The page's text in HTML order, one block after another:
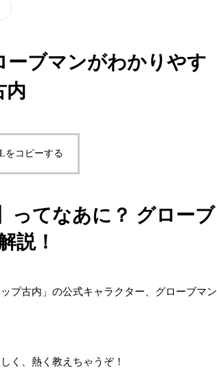
ーブマンがわかりやす
内
をコピーする
ってなあに？ グローブ
説！
プ古内」の公式キャラクター、グローブマン
く、熱く教えちゃうぞ！